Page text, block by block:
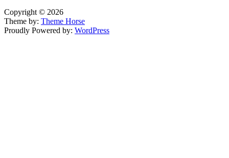
Copyright © 2026
Theme by: Theme Horse
Proudly Powered by: WordPress